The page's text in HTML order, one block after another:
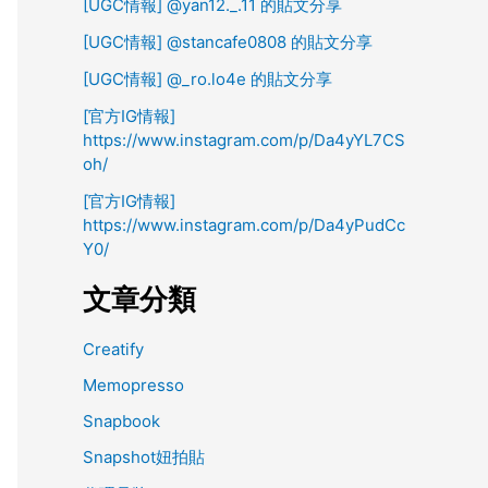
[UGC情報] @yan12._.11 的貼文分享
[UGC情報] @stancafe0808 的貼文分享
[UGC情報] @_ro.lo4e 的貼文分享
[官方IG情報]
https://www.instagram.com/p/Da4yYL7CS
oh/
[官方IG情報]
https://www.instagram.com/p/Da4yPudCc
Y0/
文章分類
Creatify
Memopresso
Snapbook
Snapshot妞拍貼